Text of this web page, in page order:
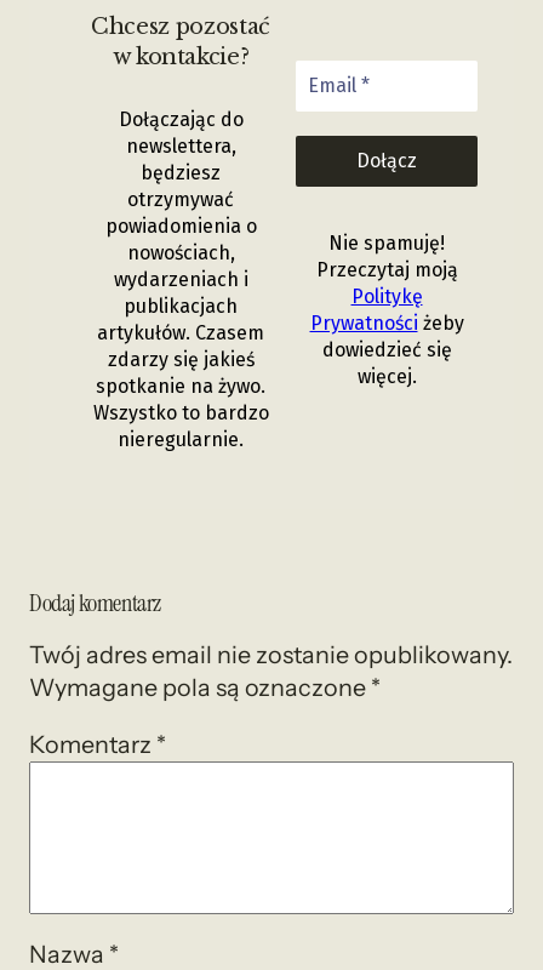
Chcesz pozostać
w kontakcie?
Dołączając do
newslettera,
będziesz
otrzymywać
powiadomienia o
nowościach,
wydarzeniach i
publikacjach
artykułów. Czasem
zdarzy się jakieś
spotkanie na żywo.
Wszystko to bardzo
nieregularnie.
Nie spamuję!
Przeczytaj moją
Politykę
Prywatności żeby
dowiedzieć się
więcej.
Dodaj komentarz
Twój adres email nie zostanie opublikowany.
Wymagane pola są oznaczone *
Komentarz *
Nazwa *